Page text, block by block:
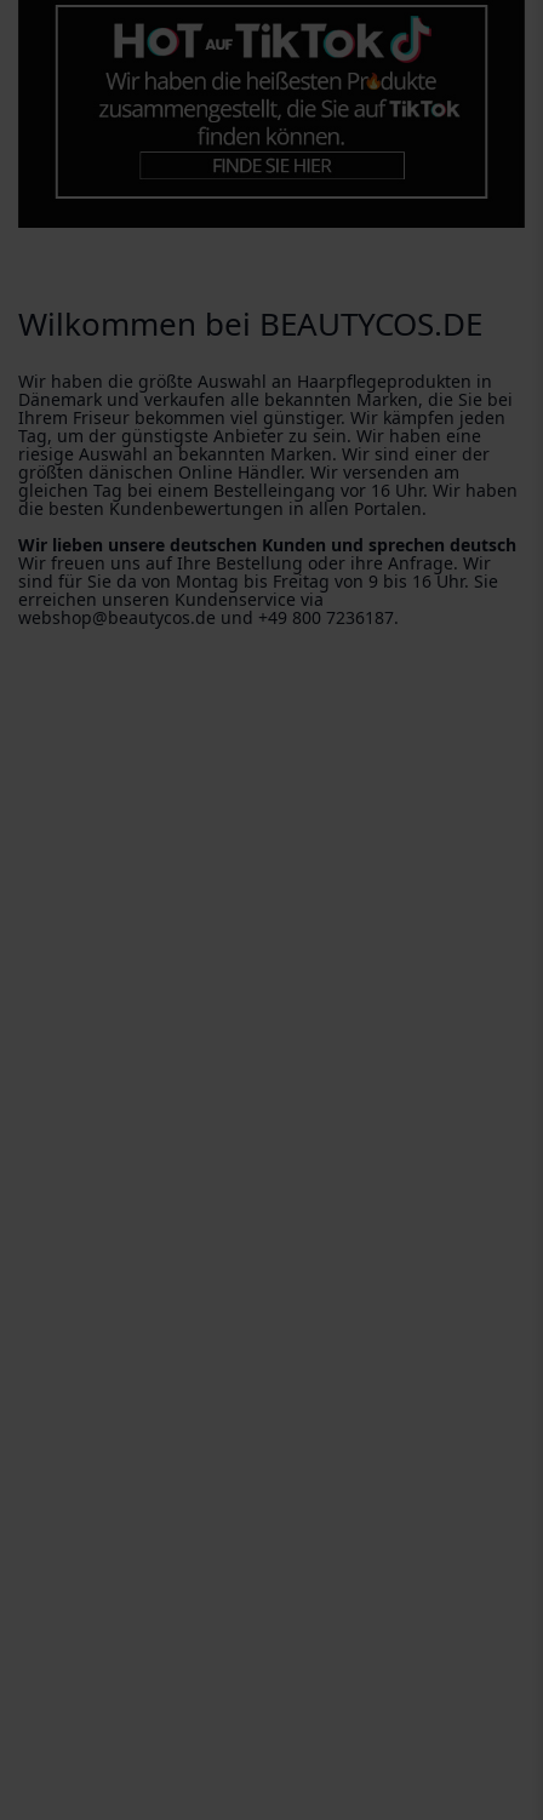
Wilkommen bei BEAUTYCOS.DE
Wir haben die größte Auswahl an Haarpflegeprodukten in
Dänemark und verkaufen alle bekannten Marken, die Sie bei
Ihrem Friseur bekommen viel günstiger. Wir kämpfen jeden
Tag, um der günstigste Anbieter zu sein. Wir haben eine
riesige Auswahl an bekannten Marken. Wir sind einer der
größten dänischen Online Händler. Wir versenden am
gleichen Tag bei einem Bestelleingang vor 16 Uhr. Wir haben
die besten Kundenbewertungen in allen Portalen.
Wir lieben unsere deutschen Kunden und sprechen deutsch
Wir freuen uns auf Ihre Bestellung oder ihre Anfrage. Wir
sind für Sie da von Montag bis Freitag von 9 bis 16 Uhr. Sie
erreichen unseren Kundenservice via
webshop@beautycos.de und +49 800 7236187.